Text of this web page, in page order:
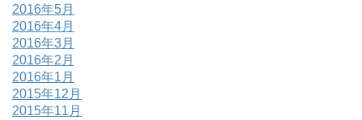
2016年5月
2016年4月
2016年3月
2016年2月
2016年1月
2015年12月
2015年11月